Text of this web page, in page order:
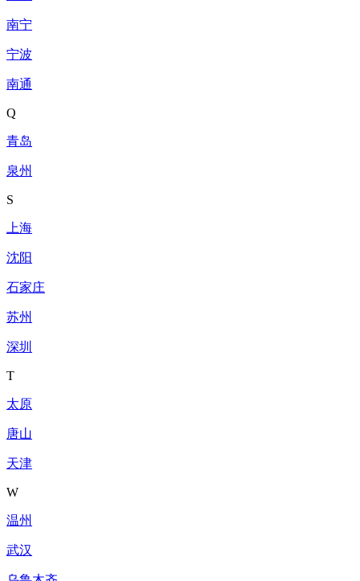
南宁
宁波
南通
Q
青岛
泉州
S
上海
沈阳
石家庄
苏州
深圳
T
太原
唐山
天津
W
温州
武汉